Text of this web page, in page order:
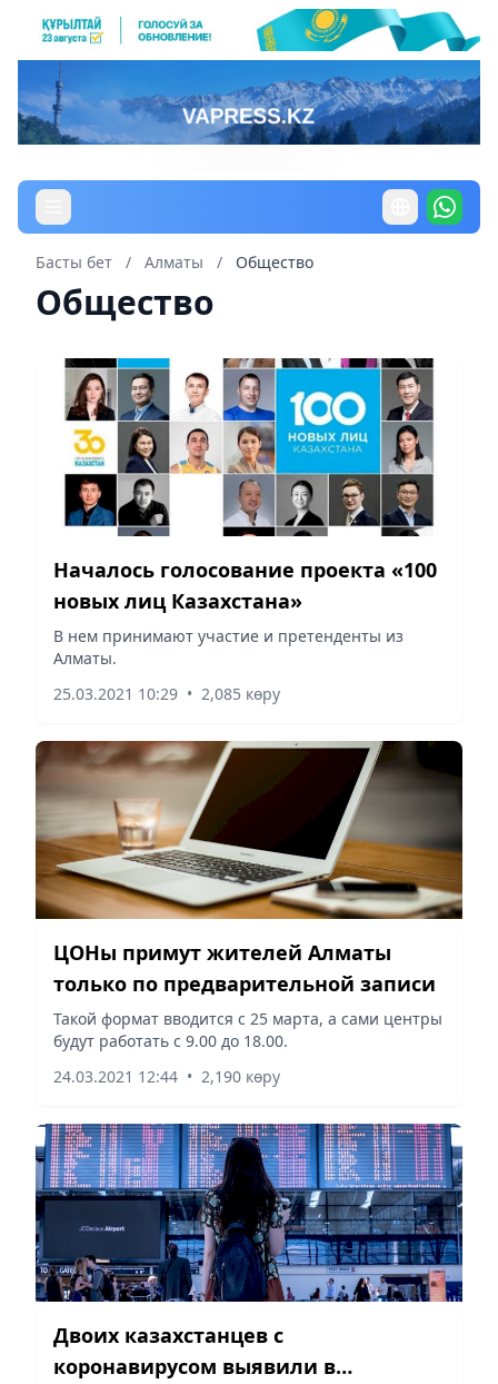
Басты бет / Алматы / Общество
Общество
Началось голосование проекта «100
новых лиц Казахстана»
В нем принимают участие и претенденты из
Алматы.
25.03.2021 10:29 • 2,085 көру
ЦОНы примут жителей Алматы
только по предварительной записи
Такой формат вводится с 25 марта, а сами центры
будут работать с 9.00 до 18.00.
24.03.2021 12:44 • 2,190 көру
Двоих казахстанцев с
коронавирусом выявили в